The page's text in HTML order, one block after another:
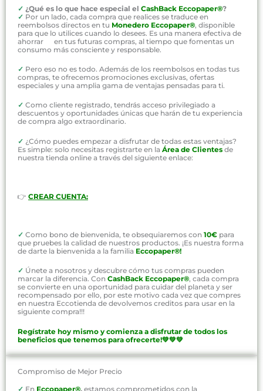
✓ ¿Qué es lo que hace especial el CashBack Eccopaper®?
✓ Por un lado, cada compra que realices se traduce en
reembolsos directos en tu Monedero Eccopaper®, disponible
para que lo utilices cuando lo desees. Es una manera efectiva de
ahorrar en tus futuras compras, al tiempo que fomentas un
consumo más consciente y responsable.
✓ Pero eso no es todo. Además de los reembolsos en todas tus
compras, te ofrecemos promociones exclusivas, ofertas
especiales y una amplia gama de ventajas pensadas para ti.
✓ Como cliente registrado, tendrás acceso privilegiado a
descuentos y oportunidades únicas que harán de tu experiencia
de compra algo extraordinario.
✓ ¿Cómo puedes empezar a disfrutar de todas estas ventajas?
Es simple: solo necesitas registrarte en la Área de Clientes de
nuestra tienda online a través del siguiente enlace:
👉 CREAR CUENTA:
✓ Como bono de bienvenida, te obsequiaremos con 10€ para
que pruebes la calidad de nuestros productos. ¡Es nuestra forma
de darte la bienvenida a la familia Eccopaper®!
✓ Únete a nosotros y descubre cómo tus compras pueden
marcar la diferencia. Con CashBack Eccopaper®, cada compra
se convierte en una oportunidad para cuidar del planeta y ser
recompensado por ello, por este motivo cada vez que compres
en nuestra Eccotienda de devolvemos creditos para usar en la
siguiente compra!!!
Regístrate hoy mismo y comienza a disfrutar de todos los
beneficios que tenemos para ofrecerte!💚💚💚
Compromiso de Mejor Precio
✓ En Eccopaper®, estamos comprometidos con la